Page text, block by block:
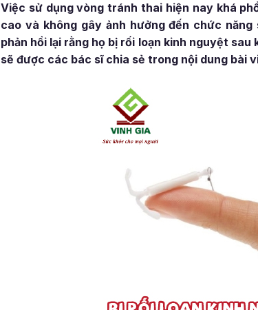
Việc sử dụng vòng tránh thai hiện nay khá
cao và không gây ảnh hưởng đến chức
phản hồi lại rằng họ bị rối loạn kinh nguyệt
sẽ được các bác sĩ chia sẻ trong nội dung bài